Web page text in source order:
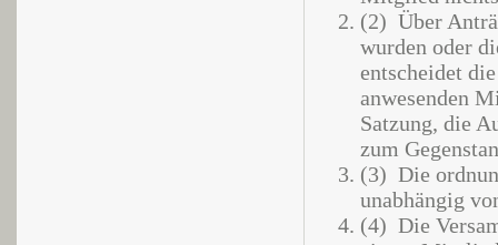
(2) Über
wurden oder
entscheidet
anwesenden
Satzung, die
zum
(3) Die
unabhängig
(4) Die